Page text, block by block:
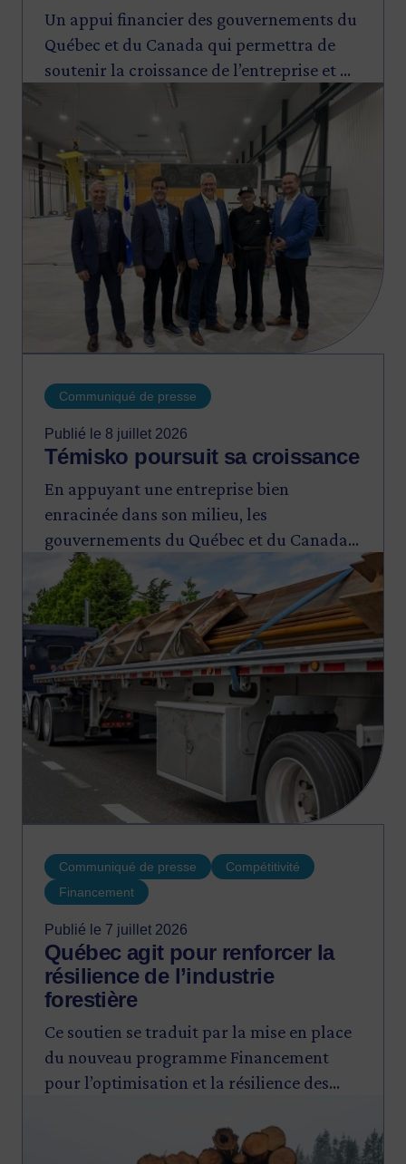
Un appui financier des gouvernements du
Québec et du Canada qui permettra de
soutenir la croissance de l’entreprise et de
stimuler sa capacité de production.
Image
Communiqué de presse
Publié le 8 juillet 2026
Témisko poursuit sa croissance
En appuyant une entreprise bien
enracinée dans son milieu, les
gouvernements du Québec et du Canada
réaffirment leur engagement à soutenir la
compétitivité et la productivité des PME
québécoises et le développement
économique des régions, dont l’Abitibi-
Témiscamingue.
Image
Communiqué de presse
Compétitivité
Financement
Publié le 7 juillet 2026
Québec agit pour renforcer la
résilience de l’industrie
forestière
Ce soutien se traduit par la mise en place
du nouveau programme Financement
pour l’optimisation et la résilience des
d’œuvre résineux (FORET) et par la
création d’un cinquième volet pour le